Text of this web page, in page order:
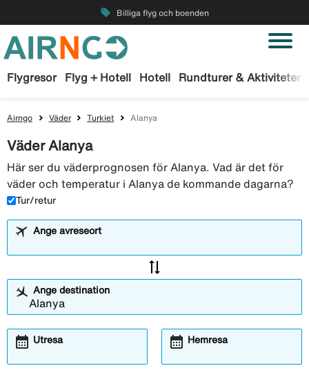
local_offer Billiga flyg och boenden
Flygresor Flyg + Hotell Hotell Rundturer & Aktiviteter
Airngo Väder Turkiet Alanya
Väder Alanya
Här ser du väderprognosen för Alanya. Vad är det för
väder och temperatur i Alanya de kommande dagarna?
Tur/retur
Ange avreseort
sync_alt
Ange destination
Utresa
calendar_month Hemresa
calendar_month